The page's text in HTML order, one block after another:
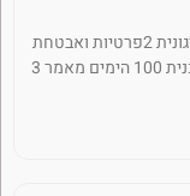
AI במחלקת השכר 0מאמר הפתיחה 1מוכנות ארגונית 2פרטיות ואבטחת
מידע 3אימות תוצאות 4הוגנות אלגוריתמית 5תוכנית 100 הימים מאמר 3